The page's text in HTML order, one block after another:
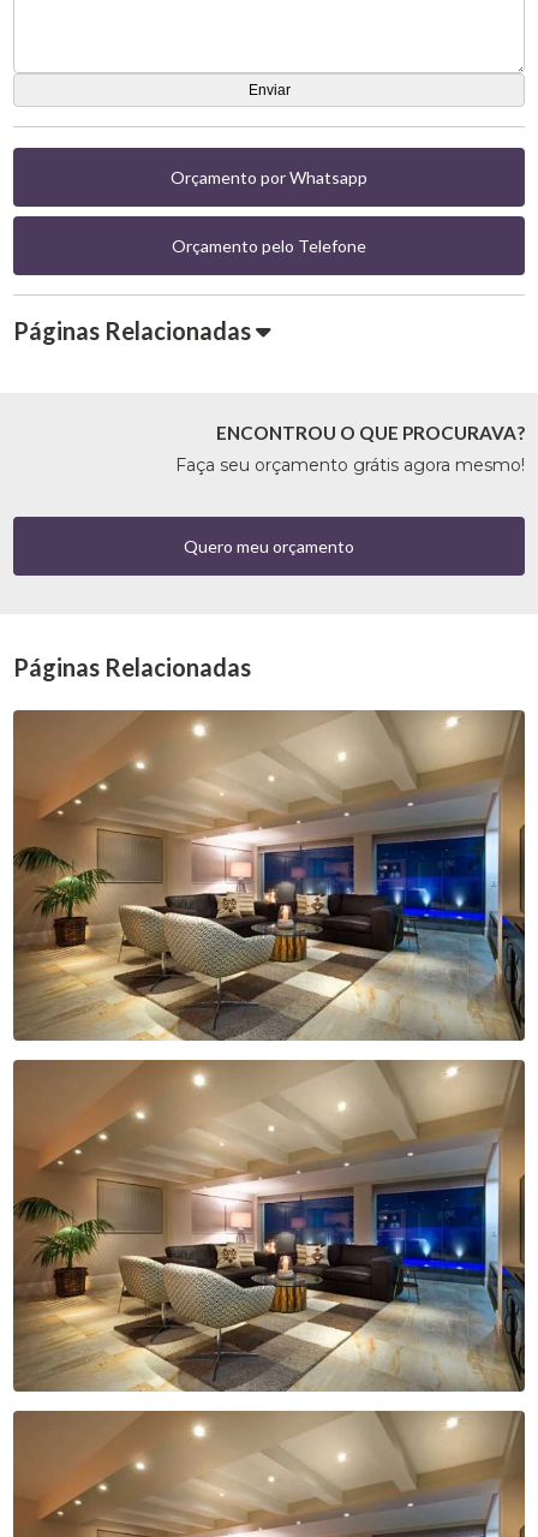
Orçamento por Whatsapp
Orçamento pelo Telefone
Páginas Relacionadas
ENCONTROU O QUE PROCURAVA?
Faça seu orçamento grátis agora mesmo!
Quero meu orçamento
Páginas Relacionadas